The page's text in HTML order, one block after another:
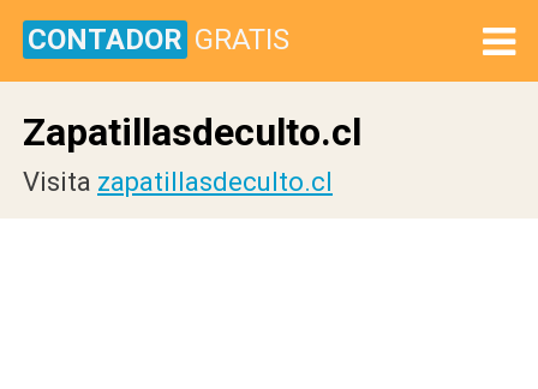
CONTADOR GRATIS
Zapatillasdeculto.cl
Visita zapatillasdeculto.cl